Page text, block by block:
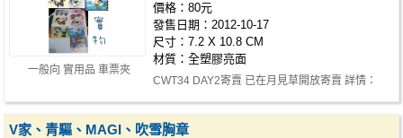
一般向 實用品 車票夾
價格：80元
發售日期：2012-10-17
尺寸：7.2 X 10.8 CM
材質：全塑膠亮面
CWT34 DAY2寄賣 已在月見草開放寄賣 詳情：
V家、青驅、MAGI、吹雪胸章